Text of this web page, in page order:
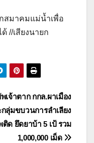
สมาคมแม่น้ำเพื่อ
//เสียงนายก
เจ้าตาก กกล.ผาเมือง
ลุ่มขบวนการลำเลียง
ติด ยึดยาบ้า 5 เป้ รวม
1,000,000 เม็ด